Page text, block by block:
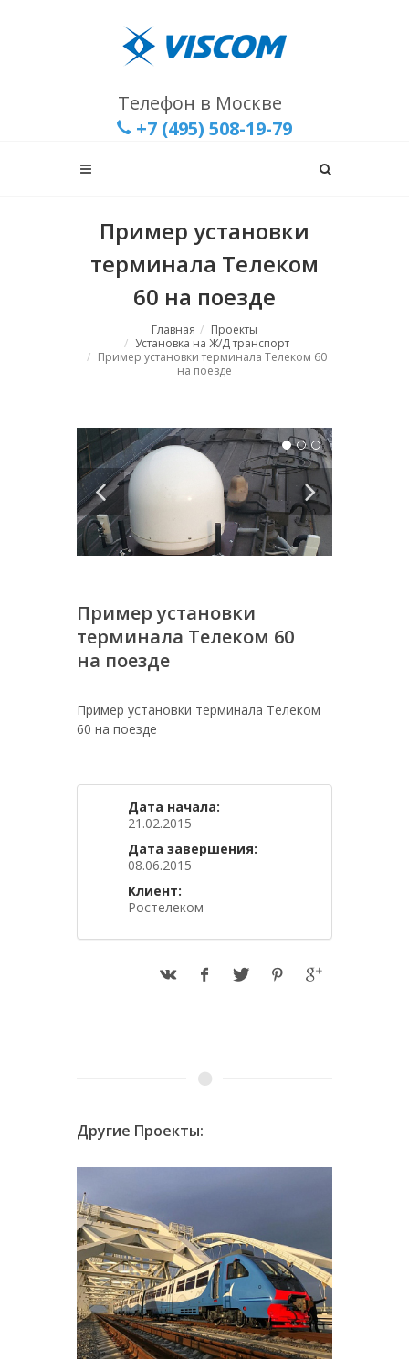
Телефон в Москве
+7 (495) 508-19-79
Пример установки
терминала Телеком
60 на поезде
Главная
Проекты
Установка на Ж/Д транспорт
Пример установки терминала Телеком 60
на поезде
Пример установки
терминала Телеком 60
на поезде
Пример установки терминала Телеком
60 на поезде
Дата начала:
21.02.2015
Дата завершения:
08.06.2015
Клиент:
Ростелеком
Другие Проекты: